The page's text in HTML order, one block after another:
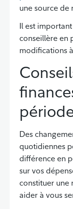
une source de
Il est
conseillère en
modifications
Des
quotidiennes
différence en
sur vos
constituer une
aider à vous